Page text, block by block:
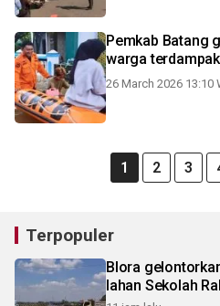
Pemkab Batang
warga
26 March 2026 13:10
1 2 3
Terpopuler
Blora
lahan Sekolah